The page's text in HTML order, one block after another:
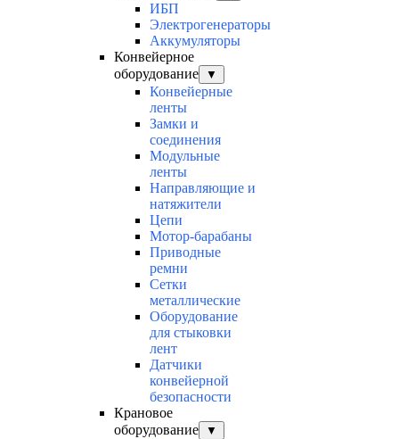
ИБП
Электрогенераторы
Аккумуляторы
Конвейерное
оборудование
▼
Конвейерные
ленты
Замки и
соединения
Модульные
ленты
Направляющие и
натяжители
Цепи
Мотор-барабаны
Приводные
ремни
Сетки
металлические
Оборудование
для стыковки
лент
Датчики
конвейерной
безопасности
Крановое
оборудование
▼